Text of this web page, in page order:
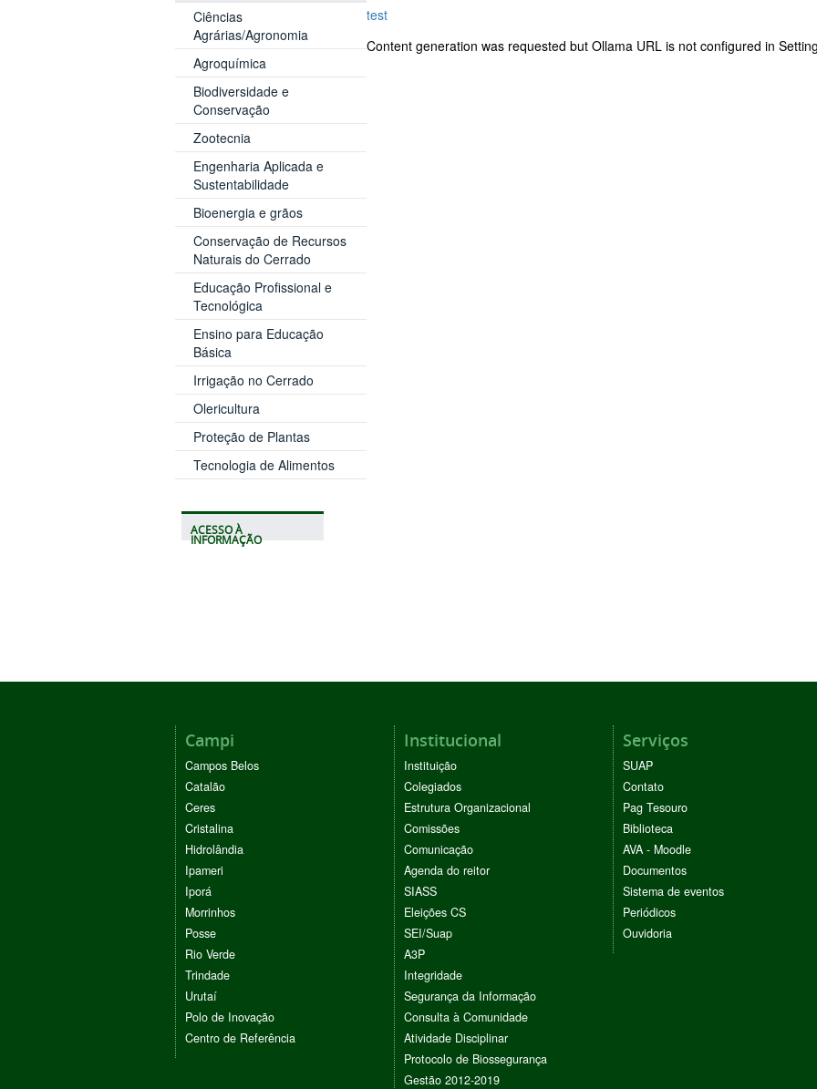
Ciências
Agrárias/Agronomia
Agroquímica
Biodiversidade e
Conservação
Zootecnia
Engenharia Aplicada e
Sustentabilidade
Bioenergia e grãos
Conservação de Recursos
Naturais do Cerrado
Educação Profissional e
Tecnológica
Ensino para Educação
Básica
Irrigação no Cerrado
Olericultura
Proteção de Plantas
Tecnologia de Alimentos
ACESSO À
INFORMAÇÃO
test
Content generation was requested but Ollama URL is not configured in
Campi
Campos Belos
Catalão
Ceres
Cristalina
Hidrolândia
Ipameri
Iporá
Morrinhos
Posse
Rio Verde
Trindade
Urutaí
Polo de Inovação
Centro de Referência
Institucional
Instituição
Colegiados
Estrutura Organizacional
Comissões
Comunicação
Agenda do reitor
SIASS
Eleições CS
SEI/Suap
A3P
Integridade
Segurança da Informação
Consulta à Comunidade
Atividade Disciplinar
Protocolo de Biossegurança
Gestão 2012-2019
Serviços
SUAP
Contato
Pag Tesouro
Biblioteca
AVA - Moodle
Documentos
Sistema de eventos
Periódicos
Ouvidoria